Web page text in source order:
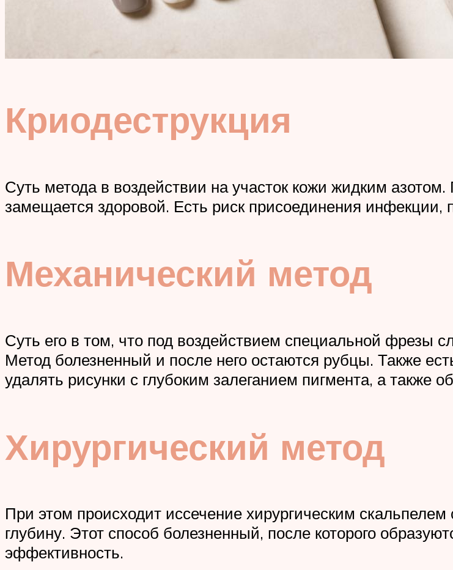
Криодеструкция
Суть метода в воздействии на участок кожи жидким
замещается здоровой. Есть риск присоединения
Механический метод
Суть его в том, что под воздействием специальной фрезы
Метод болезненный и после него остаются рубцы. Также
удалять рисунки с глубоким залеганием пигмента, а также
Хирургический метод
При этом происходит иссечение хирургическим
глубину. Этот способ болезненный, после которого
эффективность.